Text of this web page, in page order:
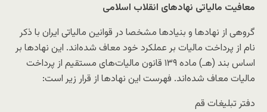
معافیت مالیاتی نهادهای انقلاب اسلامی
گروهی از نهادها و بنیادها مشخصا در قوانین مالیاتی ایران با ذکر
نام از پرداخت مالیات بر عملکرد خود معاف شده‌اند. این نهادها بر
اساس بند (هـ) ماده ۱۳۹ قانون مالیا‌‌ت‌های مستقیم از پرداخت
مالیات معاف شده‌اند. فهرست این نهادها از قرار زیر است:
دفتر تبلیغات قم